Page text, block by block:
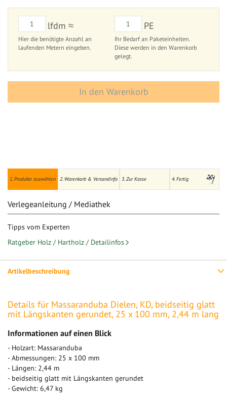
1. Produkte auswählen 2. Warenkorb & Versandinfo 3. Zur Kasse 4. Fertig
lfdm ≈
Hier die benötigte Anzahl an
laufenden Metern eingeben.
PE
Ihr Bedarf an Paketeinheiten.
Diese werden in den Warenkorb
gelegt.
In den Warenkorb
Artikelbeschreibung
Details für Massaranduba Dielen, KD, beidseitig glatt
mit Längskanten gerundet, 25 x 100 mm, 2,44 m lang
Informationen auf einen Blick
- Holzart: Massaranduba
- Abmessungen: 25 x 100 mm
- Längen: 2,44 m
- beidseitig glatt mit Längskanten gerundet
- Gewicht: 6,47 kg
Verlegeanleitung / Mediathek
Tipps vom Experten
Ratgeber Holz / Hartholz / Detailinfos